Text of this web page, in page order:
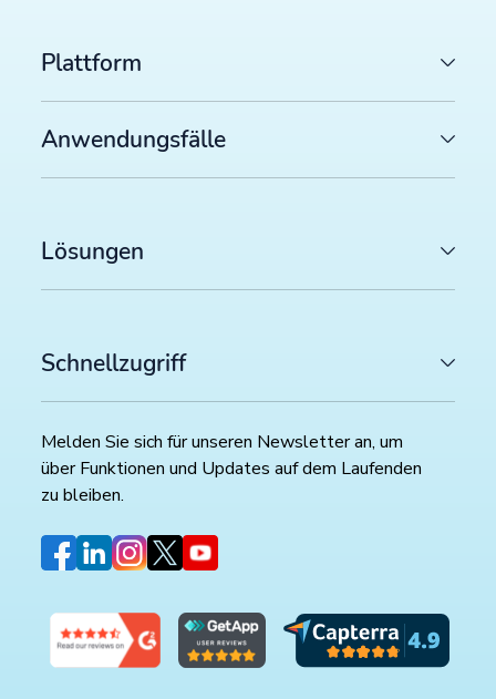
Plattform
Anwendungsfälle
Lösungen
Schnellzugriff
Melden Sie sich für unseren Newsletter an, um
über Funktionen und Updates auf dem Laufenden
zu bleiben.